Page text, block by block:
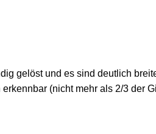
gelöst und es sind deutlich
(nicht mehr als 2/3 der